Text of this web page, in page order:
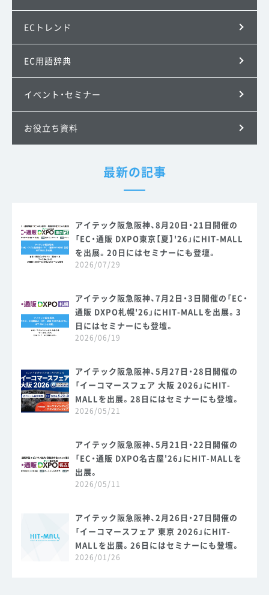
ECトレンド
EC用語辞典
イベント・セミナー
お役立ち資料
最新の記事
アイテック阪急阪神、8月20日・21日開催の
「EC・通販 DXPO東京【夏】'26」にHIT-MALL
を出展。20日にはセミナーにも登壇。
2026/07/29
アイテック阪急阪神、7月2日・3日開催の「EC・
通販 DXPO札幌'26」にHIT-MALLを出展。3
日にはセミナーにも登壇。
2026/06/19
アイテック阪急阪神、5月27日・28日開催の
「イーコマースフェア 大阪 2026」にHIT-
MALLを出展。28日にはセミナーにも登壇。
2026/05/21
アイテック阪急阪神、5月21日・22日開催の
「EC・通販 DXPO名古屋'26」にHIT-MALLを
出展。
2026/05/11
アイテック阪急阪神、2月26日・27日開催の
「イーコマースフェア 東京 2026」にHIT-
MALLを出展。26日にはセミナーにも登壇。
2026/01/26